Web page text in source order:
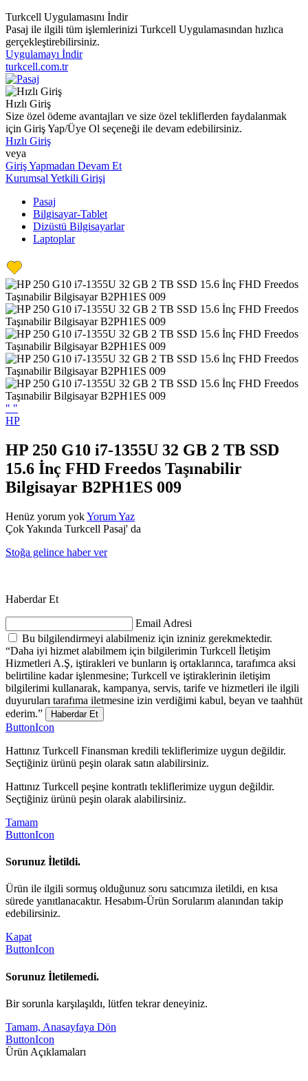
Turkcell Uygulamasını İndir
Pasaj ile ilgili tüm işlemlerinizi Turkcell Uygulamasından hızlıca
gerçekleştirebilirsiniz.
Uygulamayı İndir
turkcell.com.tr
Hızlı Giriş
Size özel ödeme avantajları ve size özel tekliflerden faydalanmak
için Giriş Yap/Üye Ol seçeneği ile devam edebilirsiniz.
Hızlı Giriş
veya
Giriş Yapmadan Devam Et
Kurumsal Yetkili Girişi
Pasaj
Bilgisayar-Tablet
Dizüstü Bilgisayarlar
Laptoplar
" "
HP
HP 250 G10 i7-1355U 32 GB 2 TB SSD
15.6 İnç FHD Freedos Taşınabilir
Bilgisayar B2PH1ES 009
Henüz yorum yokYorum Yaz
Çok Yakında Turkcell Pasaj' da
Stoğa gelince haber ver
Haberdar Et
Email Adresi
Bu bilgilendirmeyi alabilmeniz için izniniz gerekmektedir.
“Daha iyi hizmet alabilmem için bilgilerimin Turkcell İletişim
Hizmetleri A.Ş, iştirakleri ve bunların iş ortaklarınca, tarafımca aksi
belirtiline kadar işlenmesine; Turkcell ve iştiraklerinin iletişim
bilgilerimi kullanarak, kampanya, servis, tarife ve hizmetleri ile ilgili
duyuruları tarafıma iletmesine izin verdiğimi kabul, beyan ve taahhüt
ederim.”
Haberdar Et
ButtonIcon
Hattınız Turkcell Finansman kredili tekliflerimize uygun değildir.
Seçtiğiniz ürünü peşin olarak satın alabilirsiniz.
Hattınız Turkcell peşine kontratlı tekliflerimize uygun değildir.
Seçtiğiniz ürünü peşin olarak alabilirsiniz.
Tamam
ButtonIcon
Sorunuz İletildi.
Ürün ile ilgili sormuş olduğunuz soru satıcımıza iletildi, en kısa
sürede yanıtlanacaktır. Hesabım-Ürün Sorularım alanından takip
edebilirsiniz.
Kapat
ButtonIcon
Sorunuz İletilemedi.
Bir sorunla karşılaşıldı, lütfen tekrar deneyiniz.
Tamam, Anasayfaya Dön
ButtonIcon
Ürün Açıklamaları